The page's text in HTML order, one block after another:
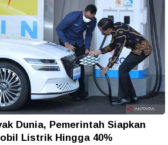
Dunia, Pemerintah Siapkan
Listrik Hingga 40%